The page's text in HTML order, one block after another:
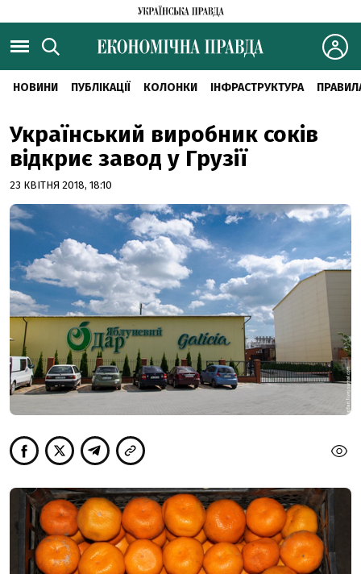
НОВИНИ ПУБЛІКАЦІЇ КОЛОНКИ ІНФРАСТРУКТУРА
Український виробник соків
відкриє завод у Грузії
23 КВІТНЯ 2018, 18:10